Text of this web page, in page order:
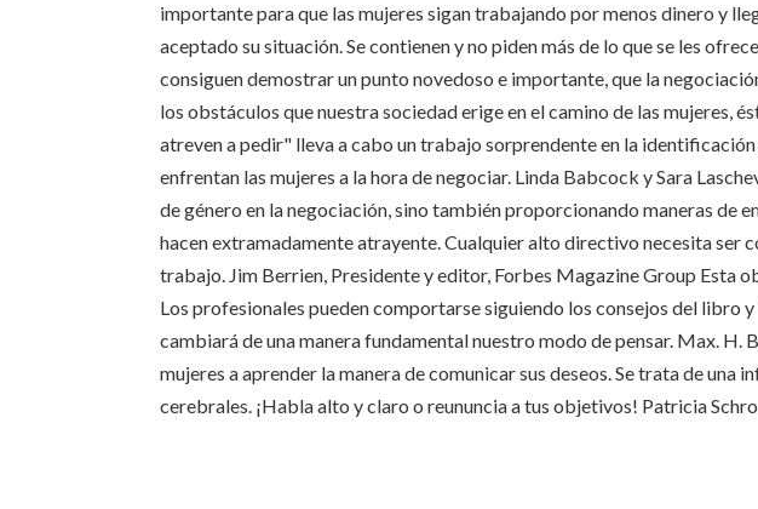
importante para que las mujeres sigan trabajando por menos dinero y
aceptado su situación. Se contienen y no piden más de lo que se les
consiguen demostrar un punto novedoso e importante, que la
los obstáculos que nuestra sociedad erige en el camino de las mujeres,
atreven a pedir" lleva a cabo un trabajo sorprendente en la
enfrentan las mujeres a la hora de negociar. Linda Babcock y Sara
de género en la negociación, sino también proporcionando maneras de
hacen extramadamente atrayente. Cualquier alto directivo necesita
trabajo. Jim Berrien, Presidente y editor, Forbes Magazine Group Esta
Los profesionales pueden comportarse siguiendo los consejos del libro
cambiará de una manera fundamental nuestro modo de pensar. Max. H.
mujeres a aprender la manera de comunicar sus deseos. Se trata de
cerebrales. ¡Habla alto y claro o reununcia a tus objetivos! Patricia